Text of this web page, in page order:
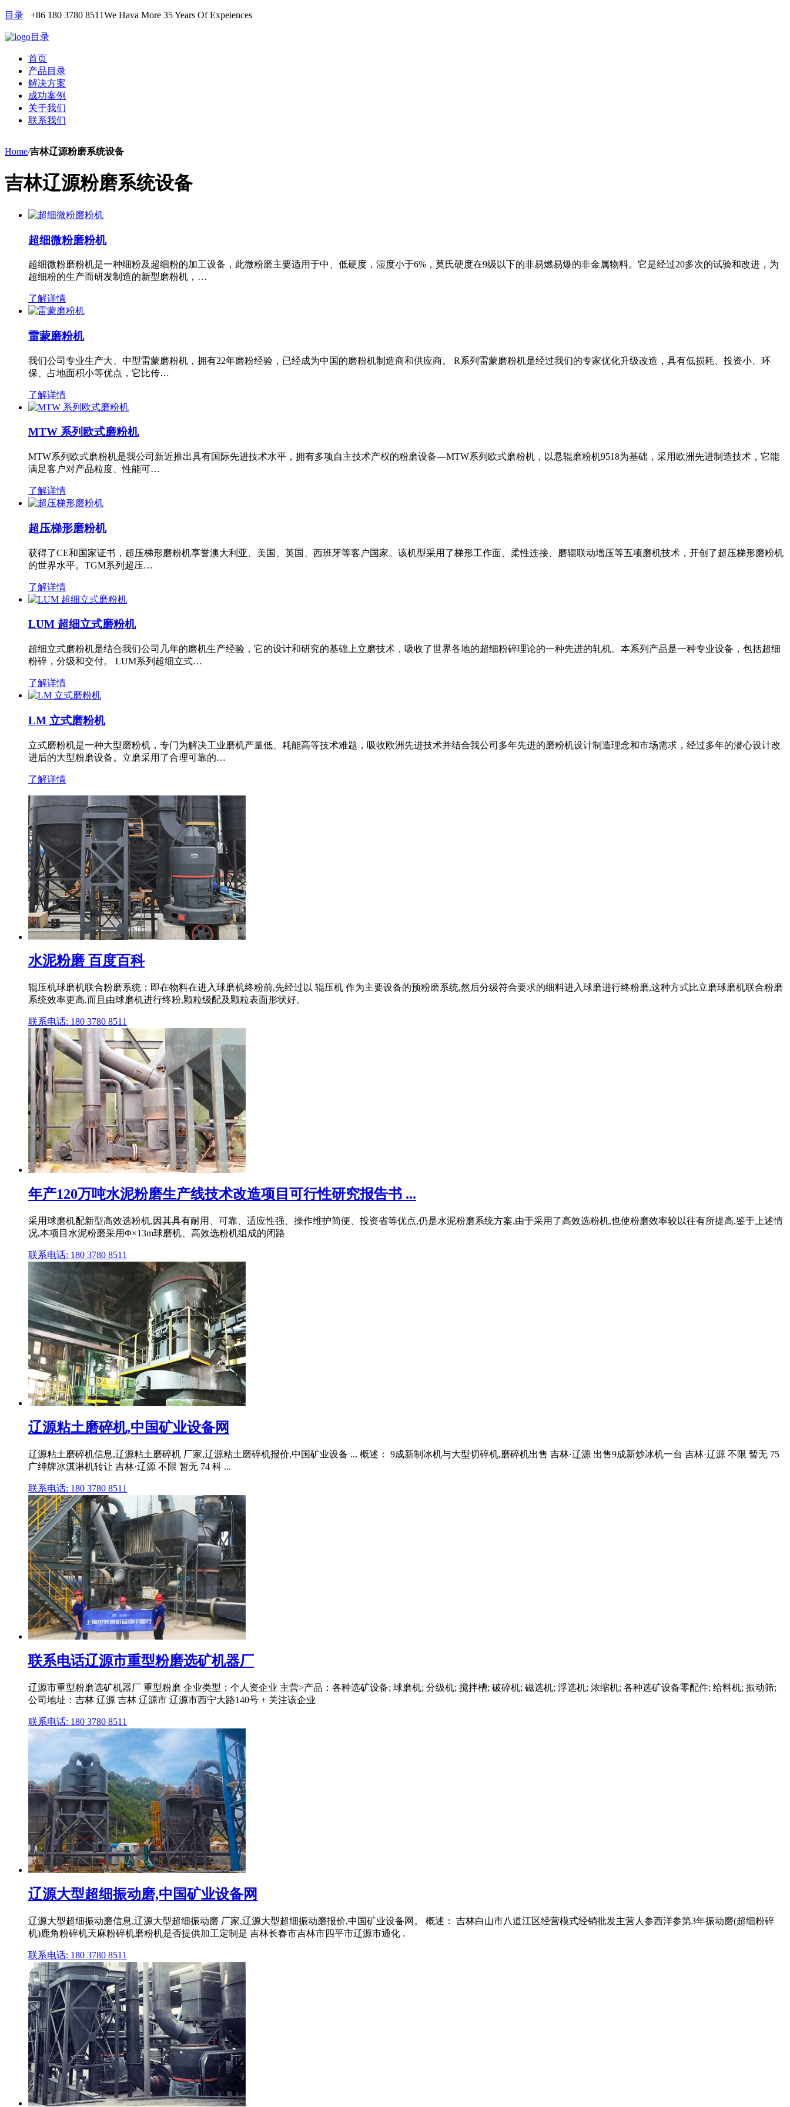
目录 +86 180 3780 8511We Hava More 35 Years Of Expeiences
目录
首页
产品目录
解决方案
成功案例
关于我们
联系我们
Home/吉林辽源粉磨系统设备
吉林辽源粉磨系统设备
超细微粉磨粉机
超细微粉磨粉机是一种细粉及超细粉的加工设备，此微粉磨主要适用于中、低硬度，湿度小于6%，莫氏硬度在9级以下的非易燃易爆的非金属物料。它是经过20多次的试验和改进，为
超细粉的生产而研发制造的新型磨粉机，…
了解详情
雷蒙磨粉机
我们公司专业生产大、中型雷蒙磨粉机，拥有22年磨粉经验，已经成为中国的磨粉机制造商和供应商。 R系列雷蒙磨粉机是经过我们的专家优化升级改造，具有低损耗、投资小、环
保、占地面积小等优点，它比传…
了解详情
MTW 系列欧式磨粉机
MTW系列欧式磨粉机是我公司新近推出具有国际先进技术水平，拥有多项自主技术产权的粉磨设备—MTW系列欧式磨粉机，以悬辊磨粉机9518为基础，采用欧洲先进制造技术，它能
满足客户对产品粒度、性能可…
了解详情
超压梯形磨粉机
获得了CE和国家证书，超压梯形磨粉机享誉澳大利亚、美国、英国、西班牙等客户国家。该机型采用了梯形工作面、柔性连接、磨辊联动增压等五项磨机技术，开创了超压梯形磨粉机
的世界水平。TGM系列超压…
了解详情
LUM 超细立式磨粉机
超细立式磨粉机是结合我们公司几年的磨机生产经验，它的设计和研究的基础上立磨技术，吸收了世界各地的超细粉碎理论的一种先进的轧机。本系列产品是一种专业设备，包括超细
粉碎，分级和交付。 LUM系列超细立式…
了解详情
LM 立式磨粉机
立式磨粉机是一种大型磨粉机，专门为解决工业磨机产量低、耗能高等技术难题，吸收欧洲先进技术并结合我公司多年先进的磨粉机设计制造理念和市场需求，经过多年的潜心设计改
进后的大型粉磨设备。立磨采用了合理可靠的…
了解详情
水泥粉磨 百度百科
辊压机球磨机联合粉磨系统：即在物料在进入球磨机终粉前,先经过以 辊压机 作为主要设备的预粉磨系统,然后分级符合要求的细料进入球磨进行终粉磨,这种方式比立磨球磨机联合粉磨
系统效率更高,而且由球磨机进行终粉,颗粒级配及颗粒表面形状好。
联系电话: 180 3780 8511
年产120万吨水泥粉磨生产线技术改造项目可行性研究报告书 ...
采用球磨机配新型高效选粉机,因其具有耐用、可靠、适应性强、操作维护简便、投资省等优点,仍是水泥粉磨系统方案,由于采用了高效选粉机,也使粉磨效率较以往有所提高,鉴于上述情
况,本项目水泥粉磨采用Φ×13m球磨机、高效选粉机组成的闭路
联系电话: 180 3780 8511
辽源粘土磨碎机,中国矿业设备网
辽源粘土磨碎机信息,辽源粘土磨碎机 厂家,辽源粘土磨碎机报价,中国矿业设备 ... 概述： 9成新制冰机与大型切碎机,磨碎机出售 吉林·辽源 出售9成新炒冰机一台 吉林·辽源 不限 暂无 75
广绅牌冰淇淋机转让 吉林·辽源 不限 暂无 74 科 ...
联系电话: 180 3780 8511
联系电话辽源市重型粉磨选矿机器厂
辽源市重型粉磨选矿机器厂 重型粉磨 企业类型：个人资企业 主营>产品：各种选矿设备; 球磨机; 分级机; 搅拌槽; 破碎机; 磁选机; 浮选机; 浓缩机; 各种选矿设备零配件; 给料机; 振动筛;
公司地址：吉林 辽源 吉林 辽源市 辽源市西宁大路140号 + 关注该企业
联系电话: 180 3780 8511
辽源大型超细振动磨,中国矿业设备网
辽源大型超细振动磨信息,辽源大型超细振动磨 厂家,辽源大型超细振动磨报价,中国矿业设备网。 概述： 吉林白山市八道江区经营模式经销批发主营人参西洋参第3年振动磨(超细粉碎
机)鹿角粉碎机天麻粉碎机磨粉机是否提供加工定制是 吉林长春市吉林市四平市辽源市通化 .
联系电话: 180 3780 8511